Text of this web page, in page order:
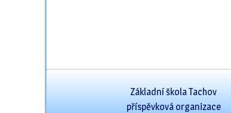
Základní škola Tachov
příspěvková organizace